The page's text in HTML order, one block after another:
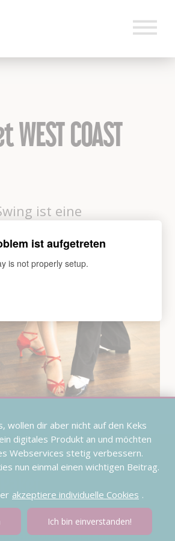
COAST
ist eine
Figuren unserer drei
des West Coast Swing
wollen dir aber nicht auf den Keks
digitales Produkt an und möchten
Webservices stetig verbessern.
nun einmal einen wichtigen Beitrag.
akzeptiere individuelle Cookies .
Ich bin einverstanden!
ist aufgetreten
is not properly setup.